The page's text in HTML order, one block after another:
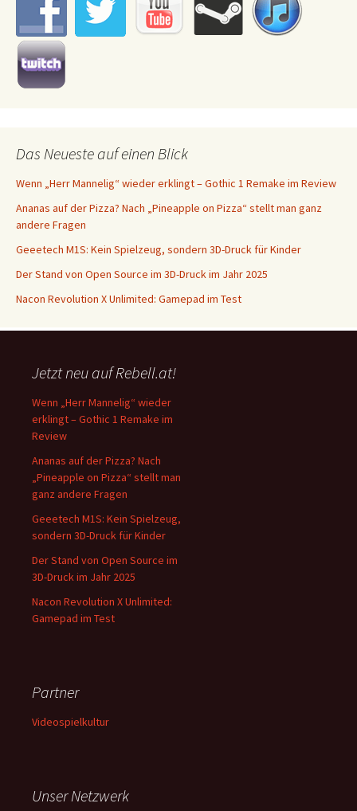
Das Neueste auf einen Blick
Wenn „Herr Mannelig“ wieder erklingt – Gothic 1 Remake im Review
Ananas auf der Pizza? Nach „Pineapple on Pizza“ stellt man ganz
andere Fragen
Geeetech M1S: Kein Spielzeug, sondern 3D-Druck für Kinder
Der Stand von Open Source im 3D-Druck im Jahr 2025
Nacon Revolution X Unlimited: Gamepad im Test
Jetzt neu auf Rebell.at!
Wenn „Herr Mannelig“ wieder
erklingt – Gothic 1 Remake im
Review
Ananas auf der Pizza? Nach
„Pineapple on Pizza“ stellt man
ganz andere Fragen
Geeetech M1S: Kein Spielzeug,
sondern 3D-Druck für Kinder
Der Stand von Open Source im
3D-Druck im Jahr 2025
Nacon Revolution X Unlimited:
Gamepad im Test
Partner
Videospielkultur
Unser Netzwerk